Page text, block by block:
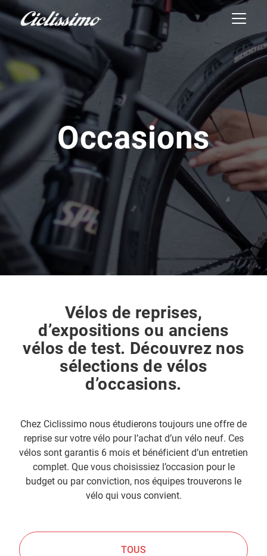
Occasions
Vélos de reprises,
d’expositions ou anciens
vélos de test. Découvrez nos
sélections de vélos
d’occasions.
Chez Ciclissimo nous étudierons toujours une offre de
reprise sur votre vélo pour l’achat d’un vélo neuf. Ces
vélos sont garantis 6 mois et bénéficient d’un entretien
complet. Que vous choisissiez l’occasion pour le
budget ou par conviction, nos équipes trouverons le
vélo qui vous convient.
TOUS